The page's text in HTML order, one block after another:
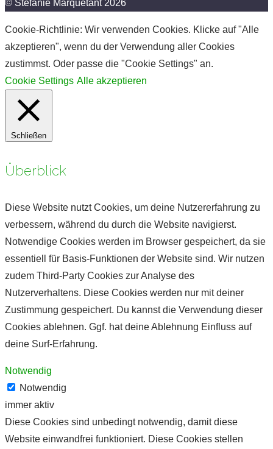
© Stefanie Marquetant 2026
Cookie-Richtlinie: Wir verwenden Cookies. Klicke auf "Alle
akzeptieren", wenn du der Verwendung aller Cookies
zustimmst. Oder passe die "Cookie Settings" an.
Cookie Settings Alle akzeptieren
Schließen
Überblick
Diese Website nutzt Cookies, um deine Nutzererfahrung zu
verbessern, während du durch die Website navigierst.
Notwendige Cookies werden im Browser gespeichert, da sie
essentiell für Basis-Funktionen der Website sind. Wir nutzen
zudem Third-Party Cookies zur Analyse des
Nutzerverhaltens. Diese Cookies werden nur mit deiner
Zustimmung gespeichert. Du kannst die Verwendung dieser
Cookies ablehnen. Ggf. hat deine Ablehnung Einfluss auf
deine Surf-Erfahrung.
Notwendig
Notwendig
immer aktiv
Diese Cookies sind unbedingt notwendig, damit diese
Website einwandfrei funktioniert. Diese Cookies stellen